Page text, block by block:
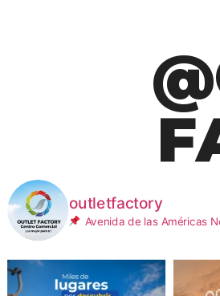
outletfactory
Avenida de las Américas